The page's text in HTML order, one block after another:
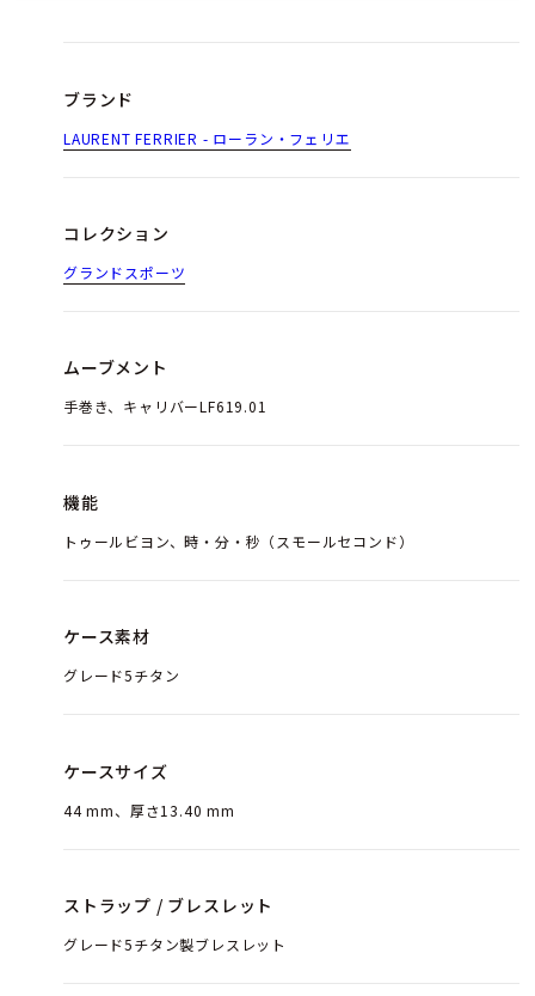
ブランド
LAURENT FERRIER - ローラン・フェリエ
コレクション
グランドスポーツ
ムーブメント
手巻き、キャリバーLF619.01
機能
トゥールビヨン、時・分・秒（スモールセコンド）
ケース素材
グレード5チタン
ケースサイズ
44 mm、厚さ13.40 mm
ストラップ / ブレスレット
グレード5チタン製ブレスレット